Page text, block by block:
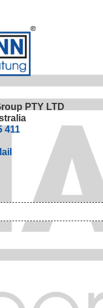
PTY LTD
411